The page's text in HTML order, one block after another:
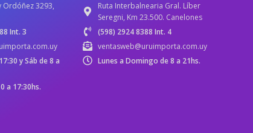
Ordóñez 3293,
Int. 3
y Sáb de 8 a
a 17:30hs.
Ruta Interbalnearia Gral. Líber
Seregni, Km 23.500. Canelones
(598) 2924 8388 Int. 4
ventasweb@uruimporta.com.uy
Lunes a Domingo de 8 a 21hs.